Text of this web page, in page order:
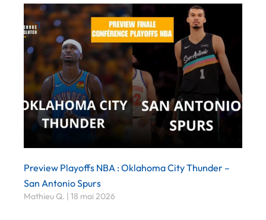
Preview Playoffs NBA : Oklahoma City Thunder –
San Antonio Spurs
Mathieu Q. 18 mai 2026